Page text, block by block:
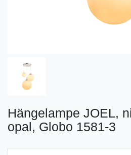
Hängelampe JOEL,
opal, Globo 1581-3